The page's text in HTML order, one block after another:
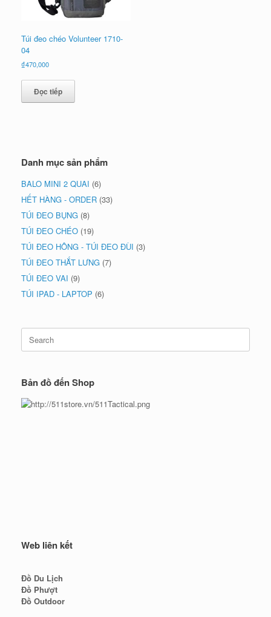
Túi đeo chéo Volunteer 1710-
04
₫470,000
Đọc tiếp
Danh mục sản phẩm
BALO MINI 2 QUAI (6)
HẾT HÀNG - ORDER (33)
TÚI ĐEO BỤNG (8)
TÚI ĐEO CHÉO (19)
TÚI ĐEO HÔNG - TÚI ĐEO ĐÙI (3)
TÚI ĐEO THẮT LƯNG (7)
TÚI ĐEO VAI (9)
TÚI IPAD - LAPTOP (6)
Search
for:
Bản đồ đến Shop
Web liên kết
Đồ Du Lịch
Đồ Phượt
Đồ Outdoor